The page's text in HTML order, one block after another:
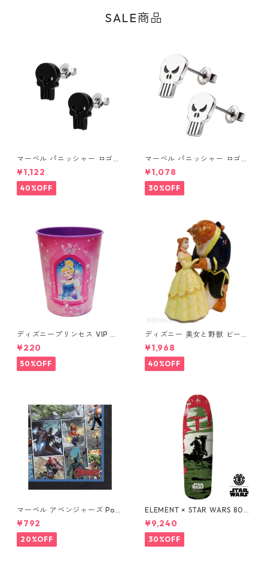
SALE商品
マーベル パニッシャー ロゴス
タッドピアス ブラック MARV
EL
¥1,122
40%OFF
マーベル パニッシャー ロゴス
タッドピアス シルバー MARV
EL
¥1,078
30%OFF
ディズニープリンセス VIP パ
ーティーカップ コップ DISNE
Y
¥220
50%OFF
ディズニー 美女と野獣 ビース
ト&ベル ソルト&ペッパー DIS
NEY
¥1,968
40%OFF
マーベル アベンジャーズ Pow
ers Unite 16pcペーパーナプ
キン MARVEL 紙ナプキン Ave
ngers
¥792
20%OFF
ELEMENT × STAR WARS 80S
BOBA FETT SKATEBOARD D
ECK ボバ・フェット スケート
ボードデッキ エレメント スタ
ー・ウォーズ
¥9,240
30%OFF